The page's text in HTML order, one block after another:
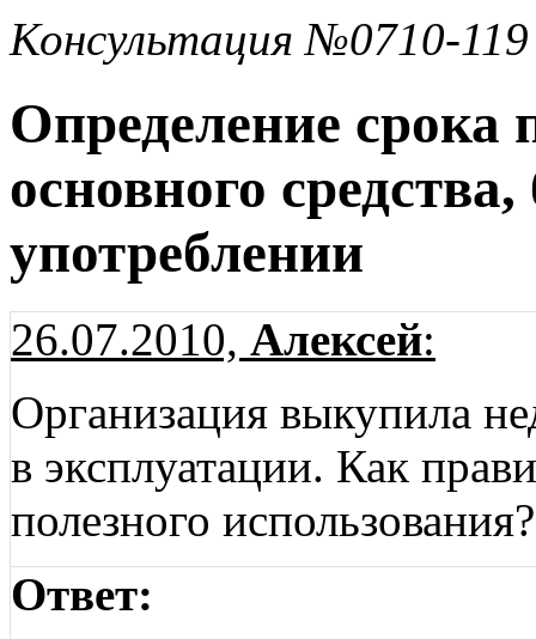
Консультация №0710-119
Определение срока
основного
употреблении
26.07.2010, Алексей:
Организация выкупила
в эксплуатации. Как
полезного использования?
Ответ: